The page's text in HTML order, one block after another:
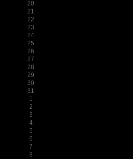
20
21
22
23
24
25
26
27
28
29
30
31
1
2
3
4
5
6
7
8